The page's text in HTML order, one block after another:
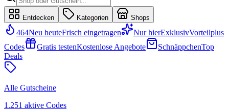
Entdecken Kategorien Shops
464Neu heuteFrisch eingetragen Nur hierExklusivVorteilplus
Codes
Gratis testenKostenlose Angebote SchnäppchenTop
Deals
Alle Gutscheine
1.251 aktive Codes